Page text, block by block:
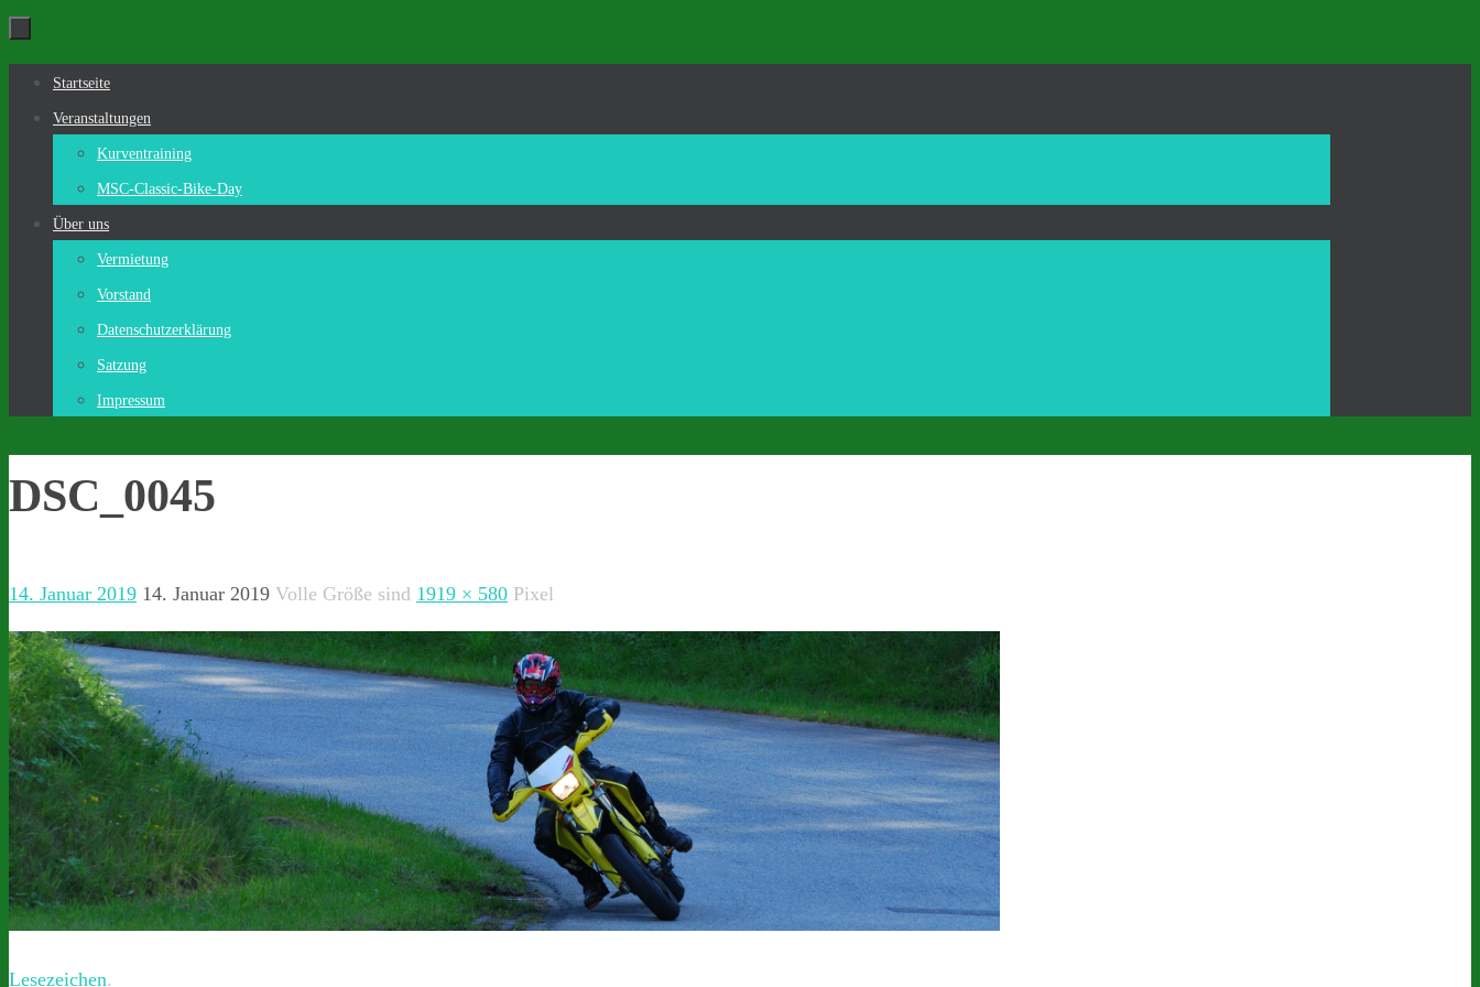
Zum
Inhalt
springen
Zum
Inhalt
Startseite
Veranstaltungen
Kurventraining
MSC-Classic-Bike-Day
Über uns
Vermietung
Vorstand
Datenschutzerklärung
Satzung
Impressum
DSC_0045
14. Januar 2019 14. Januar 2019 Volle Größe sind 1919 × 580 Pixel
Lesezeichen.